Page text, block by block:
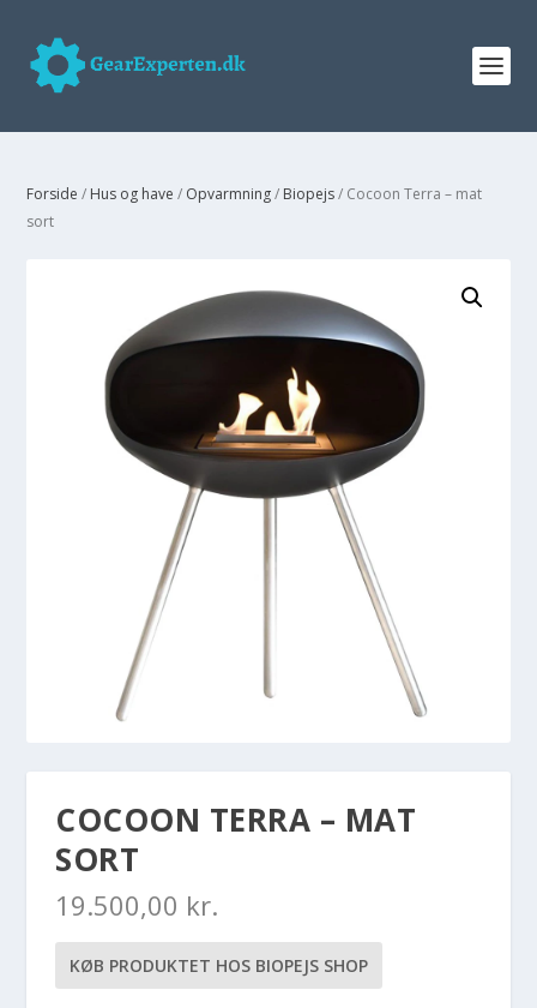
Forside / Hus og have / Opvarmning/ Biopejs/ Cocoon Terra – mat
sort
COCOON TERRA – MAT
SORT
19.500,00 kr.
KØB PRODUKTET HOS BIOPEJS SHOP